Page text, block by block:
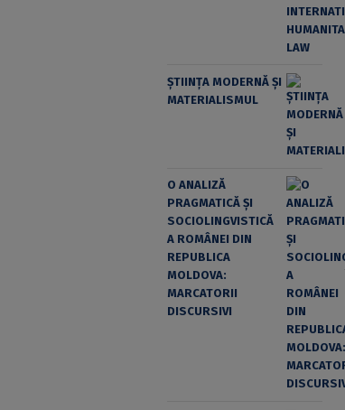
ȘTIINȚA MODERNĂ ȘI
MATERIALISMUL
O ANALIZĂ
PRAGMATICĂ ȘI
SOCIOLINGVISTICĂ
A ROMÂNEI DIN
REPUBLICA
MOLDOVA:
MARCATORII
DISCURSIVI